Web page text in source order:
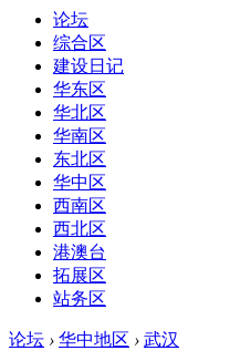
论坛
综合区
建设日记
华东区
华北区
华南区
东北区
华中区
西南区
西北区
港澳台
拓展区
站务区
论坛 › 华中地区 › 武汉